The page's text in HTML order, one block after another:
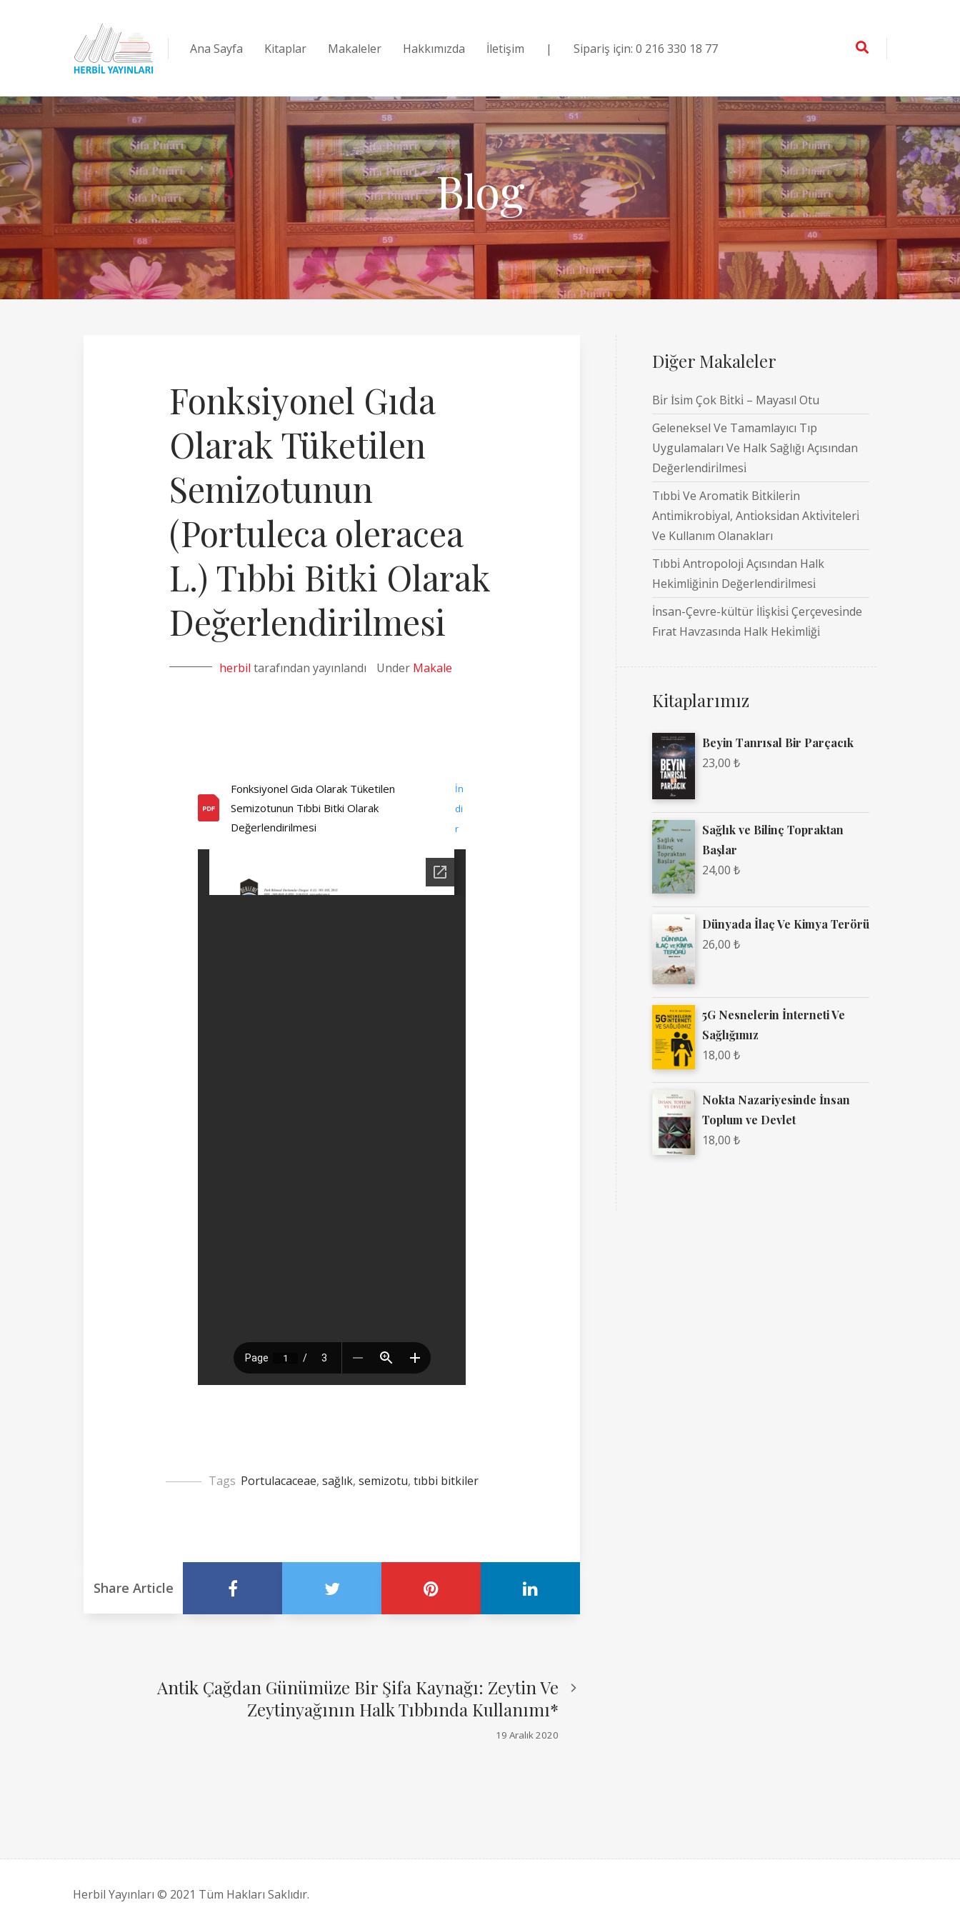
Ana Sayfa Kitaplar Makaleler Hakkımızda İletişim | Sipariş için: 0 216 330 18 77
Blog
Fonksiyonel Gıda
Olarak Tüketilen
Semizotunun
(Portuleca oleracea
L.) Tıbbi Bitki Olarak
Değerlendirilmesi
herbil tarafından yayınlandı Under Makale
Fonksiyonel Gıda Olarak Tüketilen
Semizotunun Tıbbi Bitki Olarak
Değerlendirilmesi
İn
di
r
Tags Portulacaceae, sağlık, semizotu, tıbbi bitkiler
Share Article
Antik Çağdan Günümüze Bir Şifa Kaynağı: Zeytin Ve
Zeytinyağının Halk Tıbbında Kullanımı*
19 Aralık 2020
Diğer Makaleler
Bi̇r İsi̇m Çok Bi̇tki̇ – Mayasıl Otu
Geleneksel Ve Tamamlayıcı Tıp
Uygulamaları Ve Halk Sağlığı Açısından
Değerlendi̇ri̇lmesi̇
Tıbbi̇ Ve Aromati̇k Bi̇tki̇leri̇n
Anti̇mi̇krobi̇yal, Anti̇oksi̇dan Akti̇vi̇teleri̇
Ve Kullanım Olanakları
Tıbbi̇ Antropoloji̇ Açısından Halk
Heki̇mli̇ği̇ni̇n Değerlendi̇ri̇lmesi̇
İnsan-Çevre-kültür İli̇şki̇si̇ Çerçevesi̇nde
Fırat Havzasında Halk Heki̇mli̇ği̇
Kitaplarımız
Beyin Tanrısal Bir Parçacık
23,00 ₺
Sağlık ve Bilinç Topraktan
Başlar
24,00 ₺
Dünyada İlaç Ve Kimya Terörü
26,00 ₺
5G Nesnelerin İnterneti Ve
Sağlığımız
18,00 ₺
Nokta Nazariyesinde İnsan
Toplum ve Devlet
18,00 ₺
Herbil Yayınları © 2021 Tüm Hakları Saklıdır.